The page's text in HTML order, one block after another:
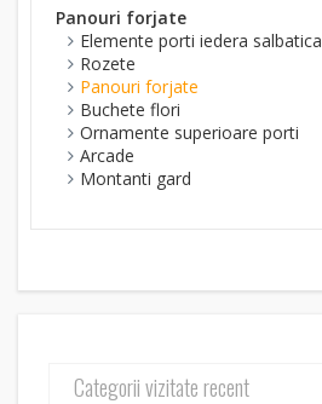
Panouri forjate
Elemente porti iedera salbatica
Rozete
Panouri forjate
Buchete flori
Ornamente superioare porti
Arcade
Montanti gard
Categorii vizitate recent